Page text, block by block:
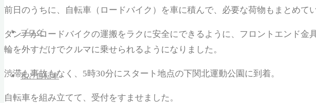
ブログ
私と自転車
前日のうちに、自転車（ロードバイク）を車に積んで、必要な荷物もまとめて
ダンナがロードバイクの運搬をラクに安全にできるように、フロントエンド金
輪を外すだけでクルマに乗せられるようになりました。
渋滞も事故もなく、5時30分にスタート地点の下関北運動公園に到着。
自転車を組み立てて、受付をすませました。